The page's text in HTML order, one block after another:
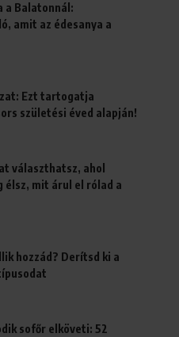
a Balatonnál:
amit az édesanya a
Ezt tartogatja
születési éved alapján!
választhatsz, ahol
élsz, mit árul el rólad a
hozzád? Derítsd ki a
sofőr elköveti: 52